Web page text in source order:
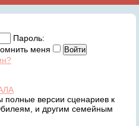
Пароль:
меня
полные версии сценариев к
и другим семейным